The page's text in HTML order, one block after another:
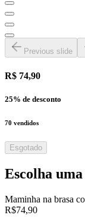
Previous slide
R$ 74,90
25% de desconto
70 vendidos
Esgotado
Escolha uma
Maminha na brasa
R$74,90